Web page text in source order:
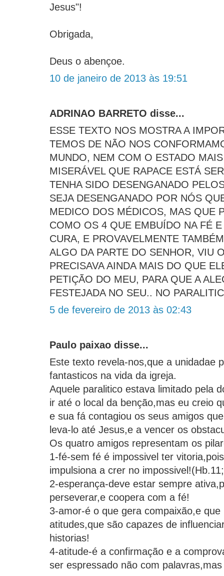
Jesus"!
Obrigada,
Deus o abençoe.
10 de janeiro de 2013 às 19:51
ADRINAO BARRETO disse...
ESSE TEXTO NOS MOSTRA A
TEMOS DE NÃO NOS
MUNDO, NEM COM O ESTADO
MISERÁVEL QUE RAPACE ESTÁ
TENHA SIDO DESENGANADO
SEJA DESENGANADO POR NÓS
MEDICO DOS MÉDICOS, MAS QUE
COMO OS 4 QUE EMBUÍDO NA FÉ
CURA, E PROVAVELMENTE
ALGO DA PARTE DO SENHOR, VIU
PRECISAVA AINDA MAIS DO QUE
PETIÇÃO DO MEU, PARA QUE A
FESTEJADA NO SEU.. NO
5 de fevereiro de 2013 às 02:43
Paulo paixao disse...
Este texto revela-nos,que a unidadae
fantasticos na vida da igreja.
Aquele paralitico estava limitado pela
ir até o local da benção,mas eu creio
e sua fá contagiou os seus amigos
leva-lo até Jesus,e a vencer os
Os quatro amigos representam os
1-fé-sem fé é impossivel ter
impulsiona a crer no
2-esperança-deve estar sempre
perseverar,e coopera com a fé!
3-amor-é o que gera compaixão,e
atitudes,que são capazes de
historias!
4-atitude-é a confirmação e a
ser espressado não com